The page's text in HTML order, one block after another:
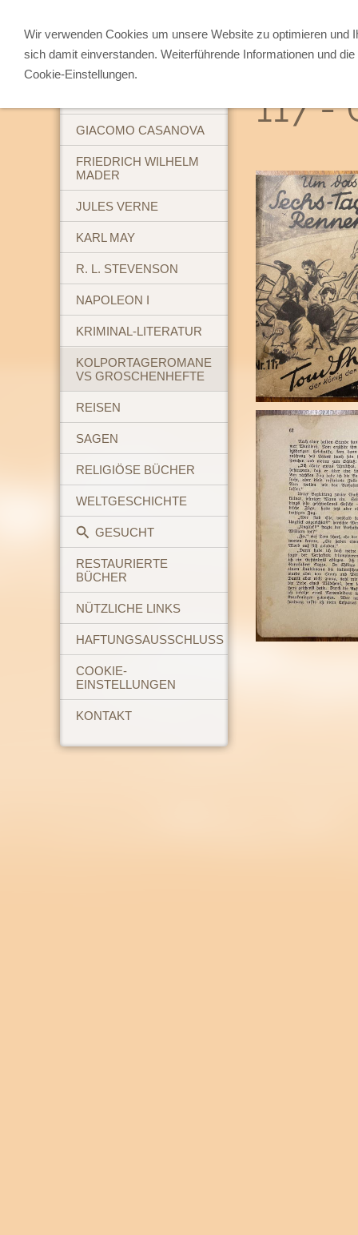
ABENTEUERBÜCHER
GIACOMO CASANOVA
FRIEDRICH WILHELM
MADER
JULES VERNE
KARL MAY
R. L. STEVENSON
NAPOLEON I
KRIMINAL-LITERATUR
KOLPORTAGEROMANE
VS GROSCHENHEFTE
REISEN
SAGEN
RELIGIÖSE BÜCHER
WELTGESCHICHTE
GESUCHT
RESTAURIERTE
BÜCHER
NÜTZLICHE LINKS
HAFTUNGSAUSSCHLUSS
COOKIE-
EINSTELLUNGEN
KONTAKT
117 -
Wir verwenden Cookies um unsere Website zu optimieren und
sich damit einverstanden. Weiterführende Informationen und
Cookie-Einstellungen.